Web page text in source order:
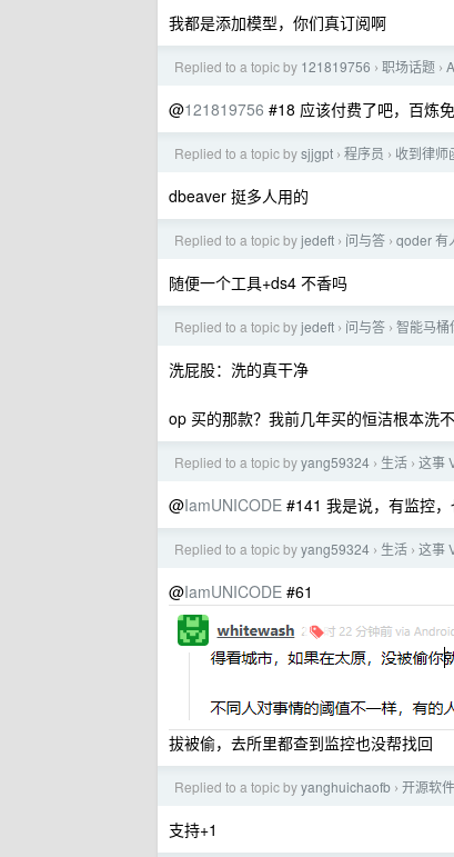
我都是添加模型，你们真订阅啊
Replied to a topic by 121819756 › 职场话题 ›
@121819756 #18 应该付费了吧，百炼
Replied to a topic bysjjgpt › 程序员 › 收到律师
dbeaver 挺多人用的
Replied to a topic byjedeft › 问与答 › qoder 有
随便一个工具+ds4 不香吗
Replied to a topic byjedeft › 问与答 › 智能马桶
洗屁股：洗的真干净
op 买的那款？我前几年买的恒洁根本洗
Replied to a topic byyang59324 › 生活 › 这事
@IamUNICODE #141 我是说，有监控
Replied to a topic byyang59324 › 生活 › 这事
@IamUNICODE #61
拔被偷，去所里都查到监控也没帮找回
Replied to a topic byyanghuichaofb › 开源软件
支持+1